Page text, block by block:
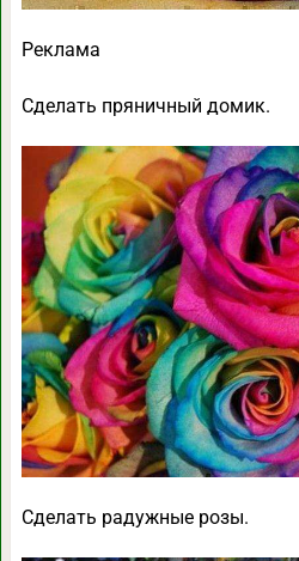
Реклама
Сделать пряничный домик.
Сделать радужные розы.